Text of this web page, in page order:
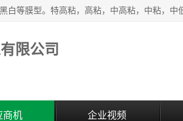
限公司
商机 企业视频